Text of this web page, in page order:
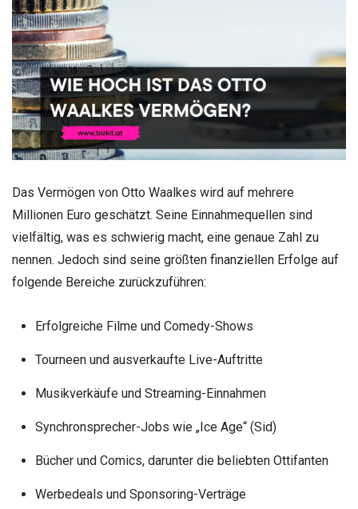
Das Vermögen von Otto Waalkes wird auf mehrere
Millionen Euro geschätzt. Seine Einnahmequellen sind
vielfältig, was es schwierig macht, eine genaue Zahl zu
nennen. Jedoch sind seine größten finanziellen Erfolge auf
folgende Bereiche zurückzuführen:
Erfolgreiche Filme und Comedy-Shows
Tourneen und ausverkaufte Live-Auftritte
Musikverkäufe und Streaming-Einnahmen
Synchronsprecher-Jobs wie „Ice Age“ (Sid)
Bücher und Comics, darunter die beliebten Ottifanten
Werbedeals und Sponsoring-Verträge